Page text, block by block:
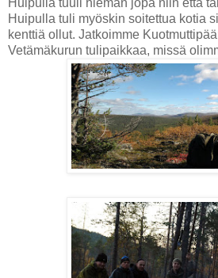
Huipulla tuli myöskin soitettua kotia
kenttiä ollut. Jatkoimme
Vetämäkurun tulipaikkaa, missä